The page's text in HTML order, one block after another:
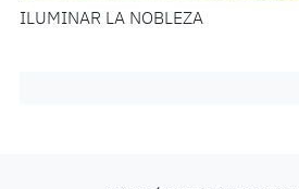
ILUMINAR LA NOBLEZA